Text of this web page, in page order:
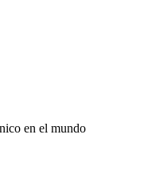
en el mundo